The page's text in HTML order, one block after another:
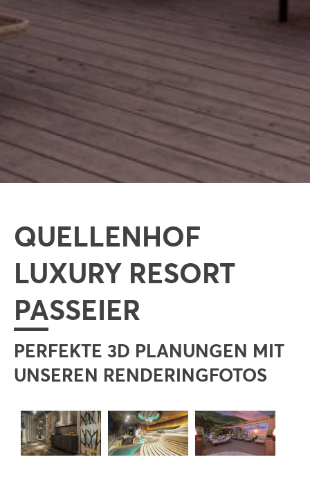
QUELLENHOF
LUXURY RESORT
PASSEIER
PERFEKTE 3D PLANUNGEN MIT
UNSEREN RENDERINGFOTOS